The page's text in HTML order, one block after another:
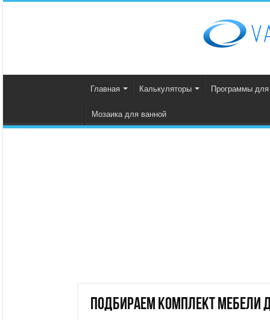
Главная Калькуляторы Программы для
Мозаика для ванной
Подбираем комплект мебели